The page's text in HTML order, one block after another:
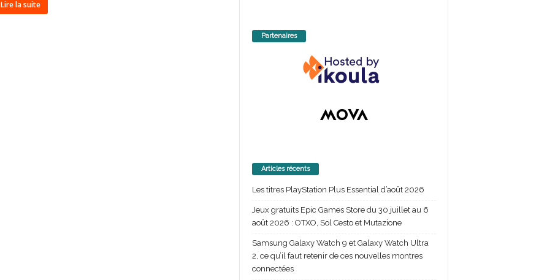
Lire la suite
Partenaires
Articles récents
Les titres PlayStation Plus Essential d’août 2026
Jeux gratuits Epic Games Store du 30 juillet au 6
août 2026 : OTXO, Sol Cesto et Mutazione
Samsung Galaxy Watch 9 et Galaxy Watch Ultra
2, ce qu’il faut retenir de ces nouvelles montres
connectées